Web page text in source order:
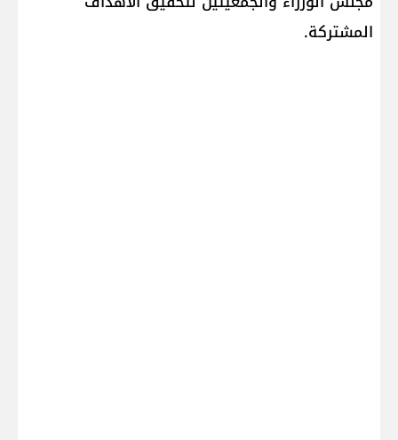
المشتركة.